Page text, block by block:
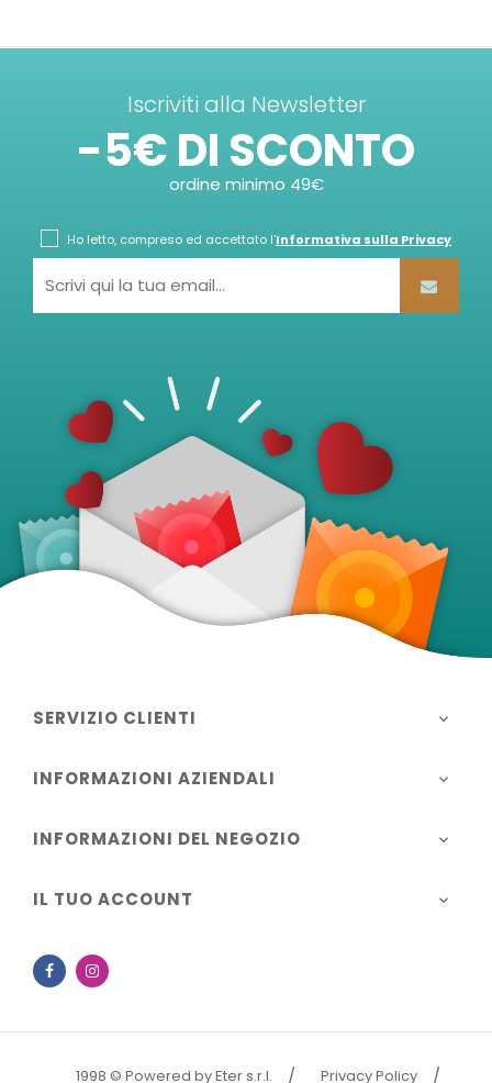
Iscriviti alla Newsletter
-5€ DI SCONTO
ordine minimo 49€
Ho letto, compreso ed accettato l'Informativa sulla Privacy
SERVIZIO CLIENTI 
INFORMAZIONI AZIENDALI 
INFORMAZIONI DEL NEGOZIO 
IL TUO ACCOUNT 
Facebook
1998 © Powered by Eter s.r.l. Privacy Policy